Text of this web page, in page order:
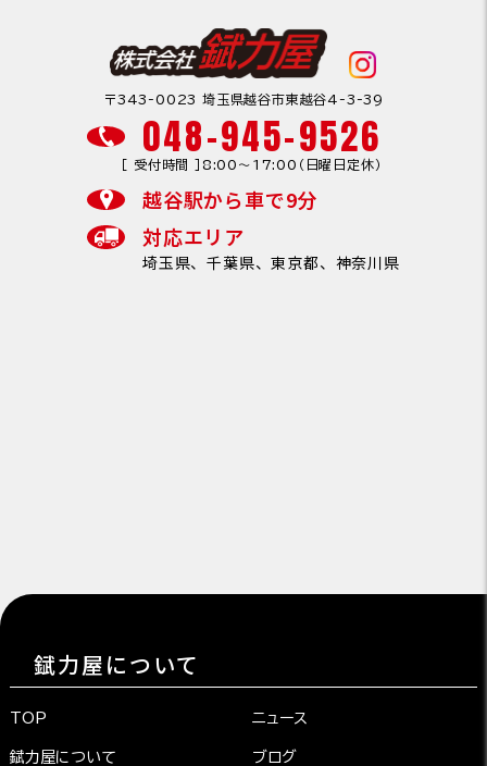
〒343-0023 埼玉県越谷市東越谷4-3-39
048-945-9526
［ 受付時間 ］8:00〜17:00（日曜日定休）
越谷駅から車で9分
対応エリア
埼玉県、千葉県、東京都、神奈川県
錻力屋について
TOP
錻力屋について
ニュース
ブログ